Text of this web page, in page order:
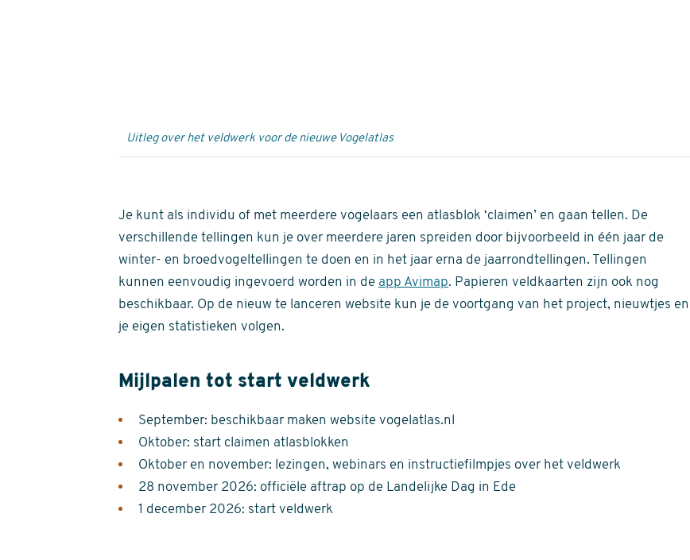
Uitleg over het veldwerk voor de nieuwe Vogelatlas
Je kunt als individu of met meerdere vogelaars een atlasblok ‘claimen’ en gaan tellen. De
verschillende tellingen kun je over meerdere jaren spreiden door bijvoorbeeld in één jaar de
winter- en broedvogeltellingen te doen en in het jaar erna de jaarrondtellingen. Tellingen
kunnen eenvoudig ingevoerd worden in de app Avimap. Papieren veldkaarten zijn ook nog
beschikbaar. Op de nieuw te lanceren website kun je de voortgang van het project, nieuwtjes en
je eigen statistieken volgen.
Mijlpalen tot start veldwerk
September: beschikbaar maken website vogelatlas.nl
Oktober: start claimen atlasblokken
Oktober en november: lezingen, webinars en instructiefilmpjes over het veldwerk
28 november 2026: officiële aftrap op de Landelijke Dag in Ede
1 december 2026: start veldwerk